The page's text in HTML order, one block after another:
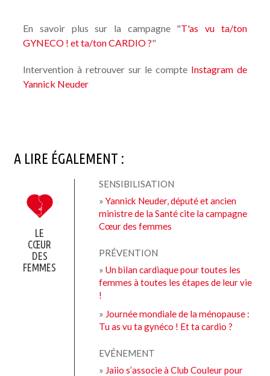
En savoir plus sur la campagne "T'as vu ta/ton
GYNECO ! et ta/ton CARDIO ?"
Intervention à retrouver sur le compte Instagram de
Yannick Neuder
A LIRE ÉGALEMENT :
LE
CŒUR
DES
FEMMES
SENSIBILISATION
»Yannick Neuder, député et ancien
ministre de la Santé cite la campagne
Cœur des femmes
PRÉVENTION
»Un bilan cardiaque pour toutes les
femmes à toutes les étapes de leur vie
!
» Journée mondiale de la ménopause :
Tu as vu ta gynéco ! Et ta cardio ?
EVÉNEMENT
» Jaiio s’associe à Club Couleur pour